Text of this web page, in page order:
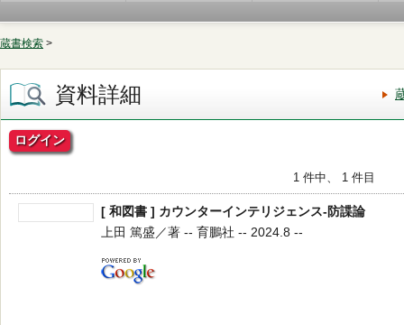
蔵書検索 >
資料詳細
ログイン
1 件中、 1 件目
[ 和図書 ] カウンターインテリジェンス-防諜論
上田 篤盛／著 -- 育鵬社 -- 2024.8 --